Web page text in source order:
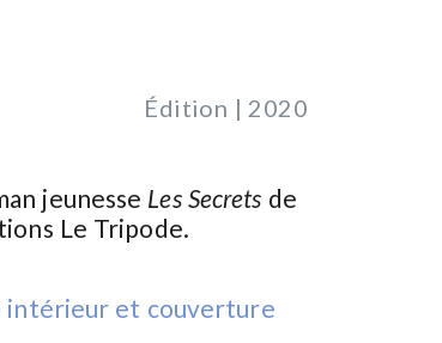
Édition | 2020
jeunesse Les Secrets de
Le Tripode.
intérieur et couverture